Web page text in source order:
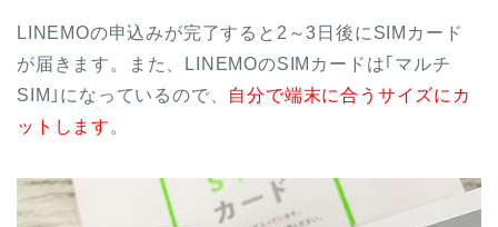
LINEMOの申込みが完了すると2～3日後にSIMカード
が届きます。また、LINEMOのSIMカードは｢マルチ
SIM｣になっているので、 自分で端末に合うサイズにカ
ットします 。